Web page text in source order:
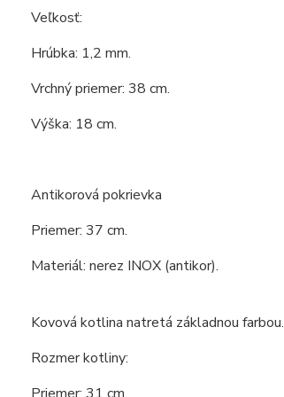
Veľkosť:
Hrúbka: 1,2 mm.
Vrchný priemer: 38 cm.
Výška: 18 cm.
Antikorová pokrievka
Priemer: 37 cm.
Materiál: nerez INOX (antikor).
Kovová kotlina natretá základnou farbou.
Rozmer kotliny: